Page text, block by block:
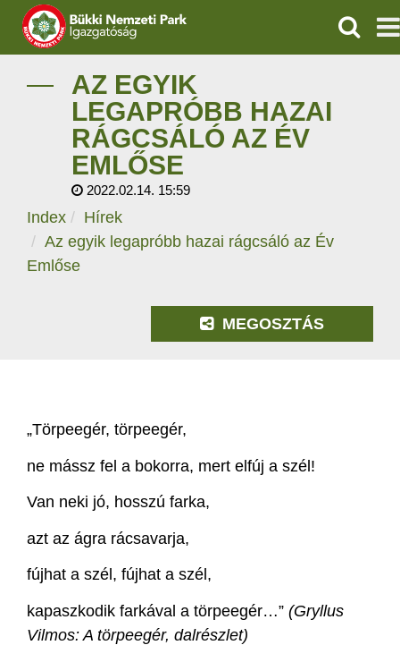
IGAZGATÓSÁG
TERMÉSZETVÉDELEM
VÍZVÉDELEM
ÖKOTURIZMUS
OKTATÁS
AZ EGYIK
LEGAPRÓBB HAZAI
RÁGCSÁLÓ AZ ÉV
EMLŐSE
2022.02.14. 15:59
Index
Hírek
Az egyik legapróbb hazai rágcsáló az Év
Emlőse
MEGOSZTÁS
„Törpeegér, törpeegér,
ne mássz fel a bokorra, mert elfúj a szél!
Van neki jó, hosszú farka,
azt az ágra rácsavarja,
fújhat a szél, fújhat a szél,
kapaszkodik farkával a törpeegér…” (Gryllus
Vilmos: A törpeegér, dalrészlet)